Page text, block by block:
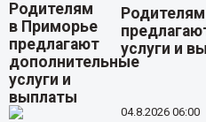
услуги и
04.8.2026 06:00